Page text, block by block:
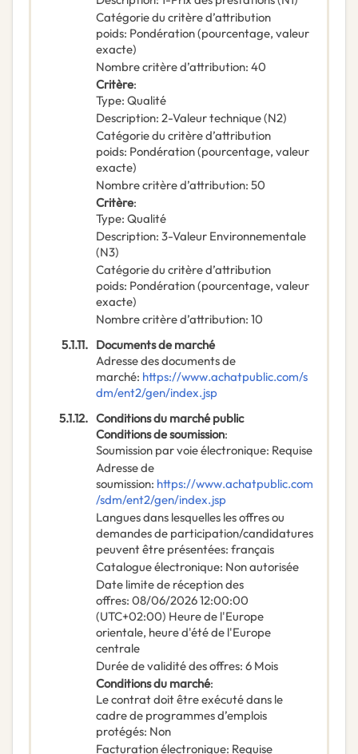
Catégorie du critère d’attribution
poids: Pondération (pourcentage, valeur
exacte)
Nombre critère d’attribution: 40
Critère:
Type: Qualité
Description: 2-Valeur technique (N2)
Catégorie du critère d’attribution
poids: Pondération (pourcentage, valeur
exacte)
Nombre critère d’attribution: 50
Critère:
Type: Qualité
Description: 3-Valeur Environnementale
(N3)
Catégorie du critère d’attribution
poids: Pondération (pourcentage, valeur
exacte)
Nombre critère d’attribution: 10
5.1.11. Documents de marché
Adresse des documents de
marché: https://www.achatpublic.com/s
dm/ent2/gen/index.jsp
5.1.12. Conditions du marché public
Conditions de soumission:
Soumission par voie électronique: Requise
Adresse de
soumission: https://www.achatpublic.com
/sdm/ent2/gen/index.jsp
Langues dans lesquelles les offres ou
demandes de participation/candidatures
peuvent être présentées: français
Catalogue électronique: Non autorisée
Date limite de réception des
offres: 08/06/202612:00:00
(UTC+02:00) Heure de l'Europe
orientale, heure d'été de l'Europe
centrale
Durée de validité des offres: 6 Mois
Conditions du marché:
Le contrat doit être exécuté dans le
cadre de programmes d’emplois
protégés: Non
Facturation électronique: Requise